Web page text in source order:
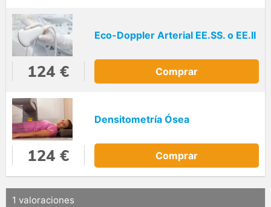
Eco-Doppler Arterial EE.SS. o EE.II
124 € Comprar
Densitometría Ósea
124 € Comprar
1 valoraciones